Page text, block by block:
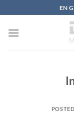
to
content
EN